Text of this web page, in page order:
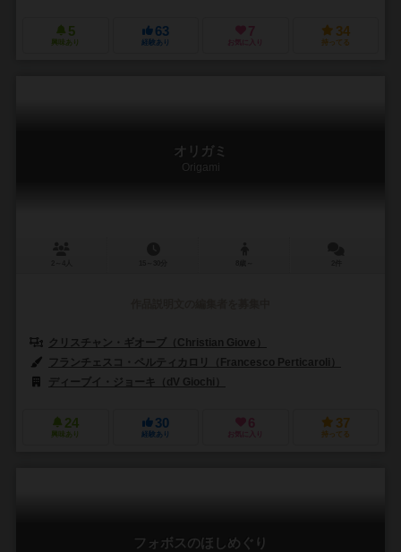
5
興味あり
63
経験あり
7
お気に入り
34
持ってる
オリガミ
Origami
クリスチャン・ギオーブ（Christian Giove）
フランチェスコ・ペルティカロリ（Francesco Perticaroli）
ディーブイ・ジョーキ（dV Giochi）
24
興味あり
30
経験あり
6
お気に入り
37
持ってる
フォボスのほしめぐり